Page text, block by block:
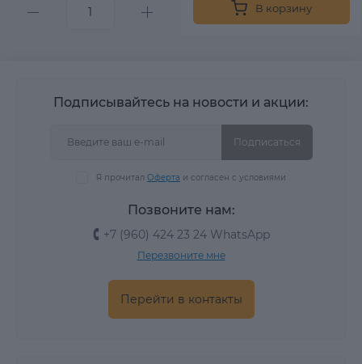
В корзину
Подписывайтесь на новости и акции:
Подписаться
Я прочитал Оферта и согласен с условиями
Позвоните нам:
+7 (960) 424 23 24 WhatsApp
Перезвоните мне
Перейти в контакты